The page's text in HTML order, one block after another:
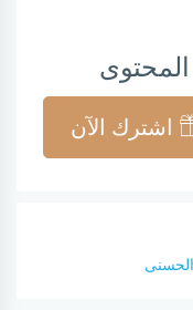
اشترك الآن